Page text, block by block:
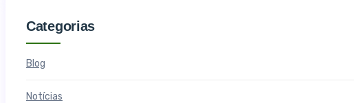
Categorias
Blog
Notícias